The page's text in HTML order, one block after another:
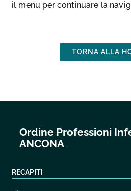
il menu per continuare la
TORNA ALLA
Ordine Professioni
ANCONA
RECAPITI